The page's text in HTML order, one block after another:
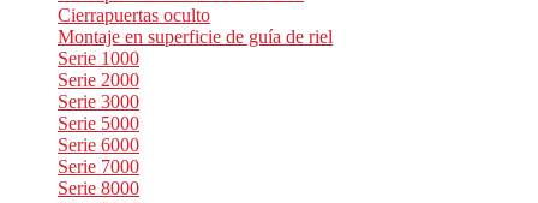
Cierrapuertas oculto
Montaje en superficie de guía de riel
Serie 1000
Serie 2000
Serie 3000
Serie 5000
Serie 6000
Serie 7000
Serie 8000